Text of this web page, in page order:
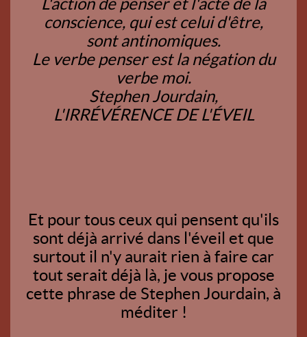
L'action de penser et l'acte de la
conscience, qui est celui d'être,
sont antinomiques.
Le verbe penser est la négation du
verbe moi.
Stephen Jourdain,
L'IRRÉVÉRENCE DE L'ÉVEIL
Et pour tous ceux qui pensent qu'ils
sont déjà arrivé dans l'éveil et que
surtout il n'y aurait rien à faire car
tout serait déjà là, je vous propose
cette phrase de Stephen Jourdain, à
méditer !